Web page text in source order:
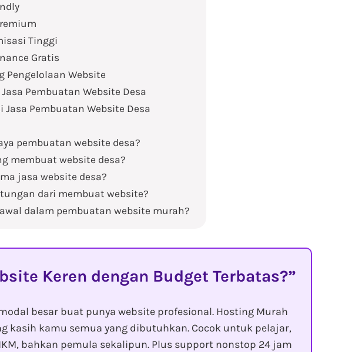
Tinggi
Gratis
Pengelolaan Website
Pembuatan Website Desa
Jasa Pembuatan Website Desa
pembuatan website desa?
membuat website desa?
jasa website desa?
dari membuat website?
dalam pembuatan website murah?
Keren dengan Budget Terbatas?
besar buat punya website profesional. Hosting Murah
kasih kamu semua yang dibutuhkan. Cocok untuk pelajar,
bahkan pemula sekalipun. Plus support nonstop 24 jam